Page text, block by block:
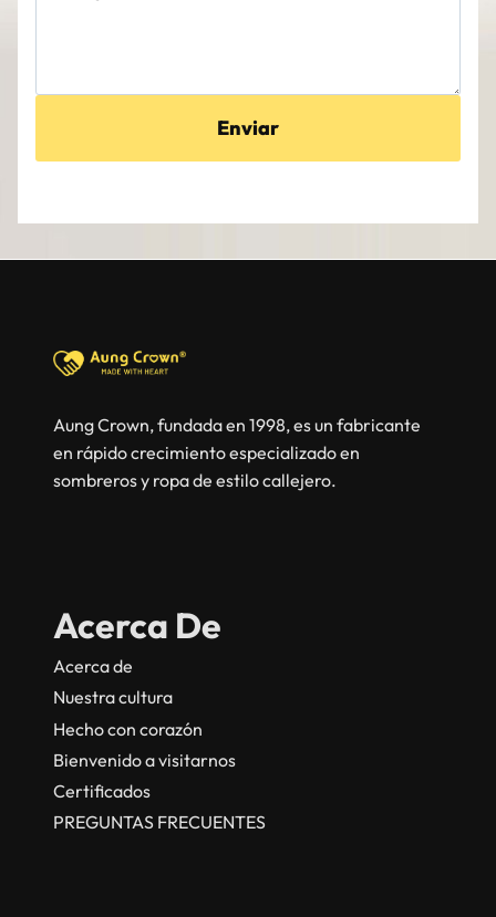
Enviar
Aung Crown, fundada en 1998, es un fabricante
en rápido crecimiento especializado en
sombreros y ropa de estilo callejero.
Acerca De
Acerca de
Nuestra cultura
Hecho con corazón
Bienvenido a visitarnos
Certificados
PREGUNTAS FRECUENTES